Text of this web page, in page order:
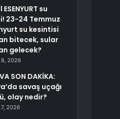
su
23-24 Temmuz
su kesintisi
bitecek, sular
gelecek?
2026
SON DAKİKA:
savaş uçağı
olay nedir?
2026